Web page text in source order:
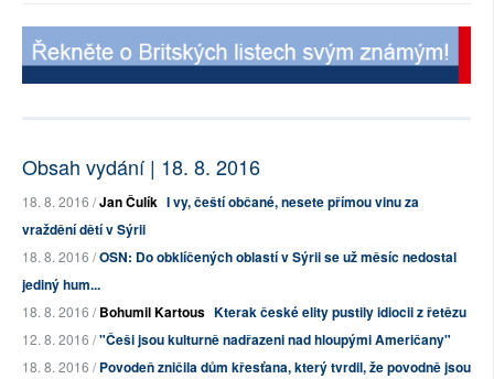
Obsah vydání | 18. 8. 2016
18. 8. 2016 /Jan Čulík I vy, čeští občané, nesete přímou vinu za
vraždění dětí v Sýrii
18. 8. 2016 /OSN: Do obklíčených oblastí v Sýrii se už měsíc nedostal
jediný hum...
18. 8. 2016 /Bohumil Kartous Kterak české elity pustily idiocii z řetězu
12. 8. 2016 /"Češi jsou kulturně nadřazeni nad hloupými Američany"
18. 8. 2016 /Povodeň zničila dům křesťana, který tvrdil, že povodně jsou